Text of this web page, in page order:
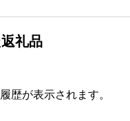
礼品
歴が表示されます。